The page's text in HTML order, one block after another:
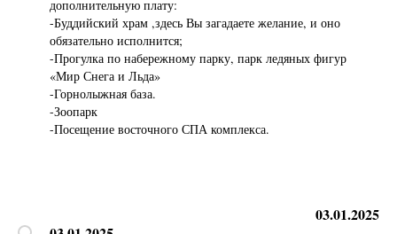
дополнительную плату:
-Буддийский храм ,здесь Вы загадаете желание, и оно
обязательно исполнится;
-Прогулка по набережному парку, парк ледяных фигур
«Мир Снега и Льда»
-Горнолыжная база.
-Зоопарк
-Посещение восточного СПА комплекса.
03.01.2025